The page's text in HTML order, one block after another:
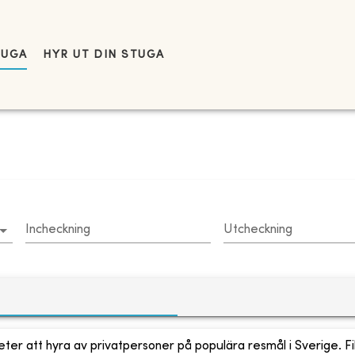
HYR UT DIN STUGA
Incheckning Utcheckning
att hyra av privatpersoner på populära resmål i